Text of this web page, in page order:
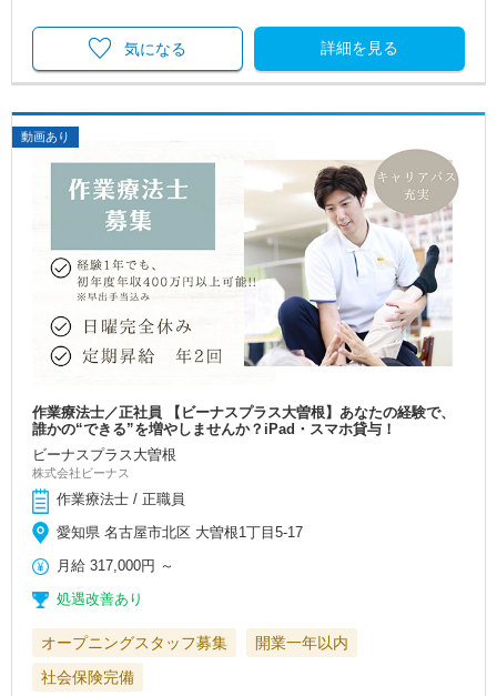
詳細を見る
気になる
動画あり
作業療法士／正社員 【ビーナスプラス大曽根】あなたの経験で、
誰かの“できる”を増やしませんか？iPad・スマホ貸与！
ビーナスプラス大曽根
株式会社ビーナス
作業療法士 / 正職員
愛知県 名古屋市北区 大曽根1丁目5-17
月給 317,000円 ～
処遇改善あり
オープニングスタッフ募集
開業一年以内
社会保険完備